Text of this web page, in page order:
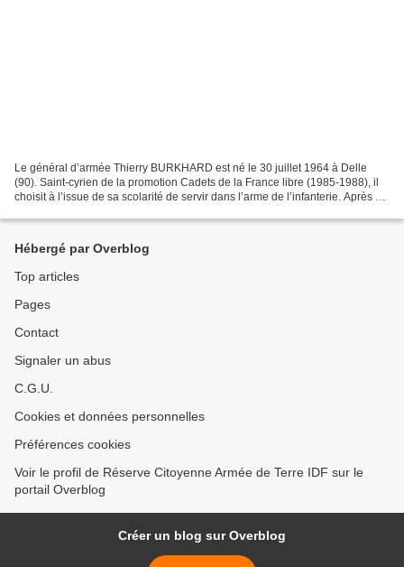
Le général d’armée Thierry BURKHARD est né le 30 juillet 1964 à Delle
(90). Saint-cyrien de la promotion Cadets de la France libre (1985-1988), il
choisit à l’issue de sa scolarité de servir dans l’arme de l’infanterie. Après sa
Hébergé par Overblog
Top articles
Pages
Contact
Signaler un abus
C.G.U.
Cookies et données personnelles
Préférences cookies
Voir le profil de Réserve Citoyenne Armée de Terre IDF sur le
portail Overblog
Créer un blog sur Overblog